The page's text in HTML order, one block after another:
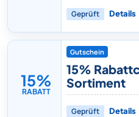
Geprüft Details
15%
RABATT
Gutschein
15%
Sortiment
Geprüft Details